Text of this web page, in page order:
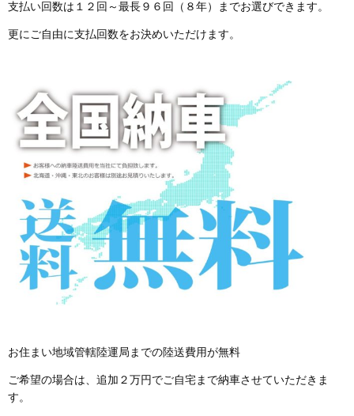
支払い回数は１２回～最長９６回（８年）までお選びできます。
更にご自由に支払回数をお決めいただけます。
お住まい地域管轄陸運局までの陸送費用が無料
ご希望の場合は、追加２万円でご自宅まで納車させていただきま
す。